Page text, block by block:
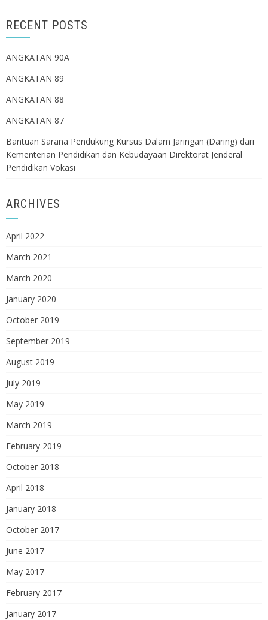
RECENT POSTS
ANGKATAN 90A
ANGKATAN 89
ANGKATAN 88
ANGKATAN 87
Bantuan Sarana Pendukung Kursus Dalam Jaringan (Daring) dari
Kementerian Pendidikan dan Kebudayaan Direktorat Jenderal
Pendidikan Vokasi
ARCHIVES
April 2022
March 2021
March 2020
January 2020
October 2019
September 2019
August 2019
July 2019
May 2019
March 2019
February 2019
October 2018
April 2018
January 2018
October 2017
June 2017
May 2017
February 2017
January 2017